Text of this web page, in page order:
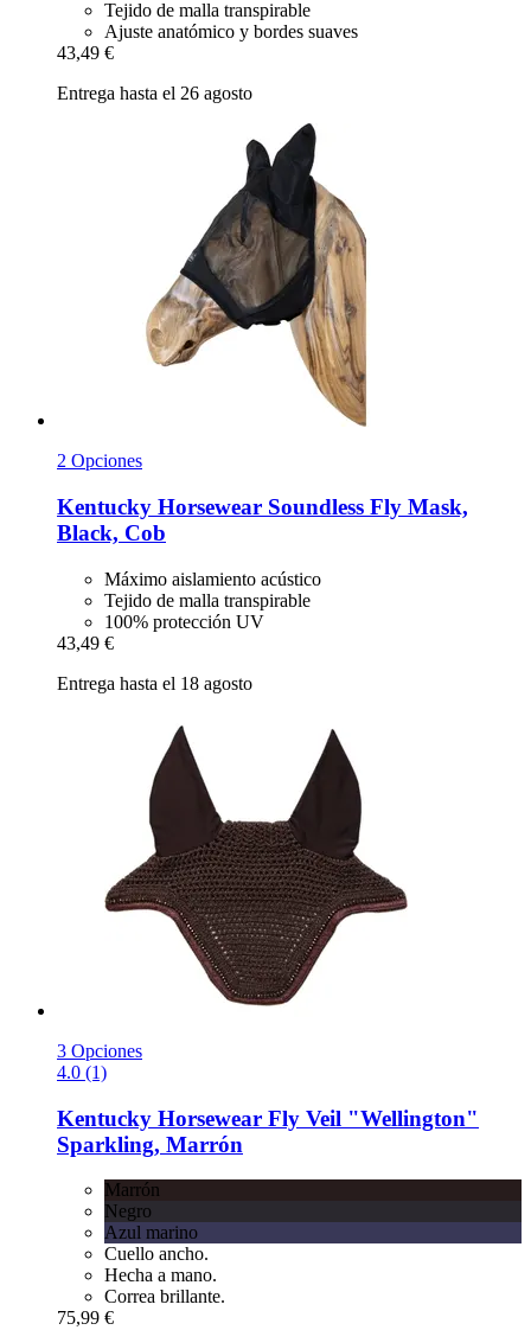
Tejido de malla transpirable
Ajuste anatómico y bordes suaves
43,49 €
Entrega hasta el 26 agosto
2 Opciones
Kentucky Horsewear Soundless Fly Mask,
Black, Cob
Máximo aislamiento acústico
Tejido de malla transpirable
100% protección UV
43,49 €
Entrega hasta el 18 agosto
3 Opciones
4.0 (1)
Kentucky Horsewear Fly Veil "Wellington"
Sparkling, Marrón
Marrón
Negro
Azul marino
Cuello ancho.
Hecha a mano.
Correa brillante.
75,99 €